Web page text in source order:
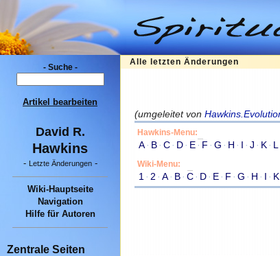
- Suche -
Artikel bearbeiten
David R.
Hawkins
- Letzte Änderungen-
Wiki-Hauptseite
Navigation
Hilfe für Autoren
Zentrale Seiten
Alle letzten Änderungen
(umgeleitet von
Hawkins-Menu:
A· B· C· D· E· F · G · H · I · J · K· L
Wiki-Menu:
1 · 2 · A· B· C· D· E· F · G · H · I · K